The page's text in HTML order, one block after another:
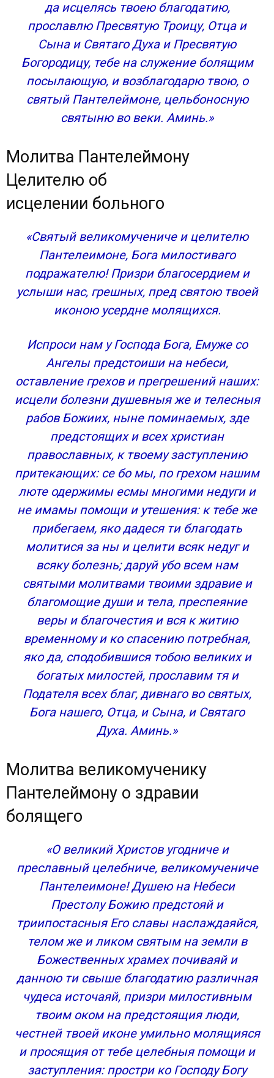
да исцелясь твоею благодатию,
прославлю Пресвятую Троицу, Отца и
Сына и Святаго Духа и Пресвятую
Богородицу, тебе на служение болящим
посылающую, и возблагодарю твою, о
святый Пантелеймоне, цельбоносную
святыню во веки. Аминь.»
Молитва Пантелеймону
Целителю об
исцелении больного
«Святый великомучениче и целителю
Пантелеимоне, Бога милостиваго
подражателю! Призри благосердием и
услыши нас, грешных, пред святою твоей
иконою усердне молящихся.
Испроси нам у Господа Бога, Емуже со
Ангелы предстоиши на небеси,
оставление грехов и прегрешений наших:
исцели болезни душевныя же и телесныя
рабов Божиих, ныне поминаемых, зде
предстоящих и всех христиан
православных, к твоему заступлению
притекающих: cе бо мы, по грехом нашим
люте одержимы есмы многими недуги и
не имамы помощи и утешения: к тебе же
прибегаем, яко дадеся ти благодать
молитися за ны и целити всяк недуг и
всяку болезнь; даруй убо всем нам
святыми молитвами твоими здравие и
благомощие души и тела, преспеяние
веры и благочестия и вся к житию
временному и ко спасению потребная,
яко да, сподобившися тобою великих и
богатых милостей, прославим тя и
Подателя всех благ, дивнаго во святых,
Бога нашего, Отца, и Сына, и Святаго
Духа. Аминь.»
Молитва великомученику
Пантелеймону о здравии
болящего
«О великий Христов угодниче и
преславный целебниче, великомучениче
Пантелеимоне! Душею на Небеси
Престолу Божию предстояй и
триипостасныя Его славы наслаждаяйся,
телом же и ликом святым на земли в
Божественных храмех почиваяй и
данною ти свыше благодатию различная
чудеса источаяй, призри милостивным
твоим оком на предстоящия люди,
честней твоей иконе умильно молящияся
и просящия от тебе целебныя помощи и
заступления: простри ко Господу Богу